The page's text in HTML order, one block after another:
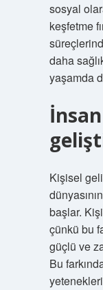
sosyal
keşfetme
daha
yaşamda
Kişisel
başlar.
çünkü bu
güçlü ve
Bu